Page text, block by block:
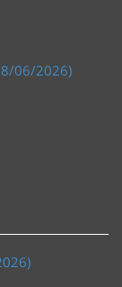
06/2026)